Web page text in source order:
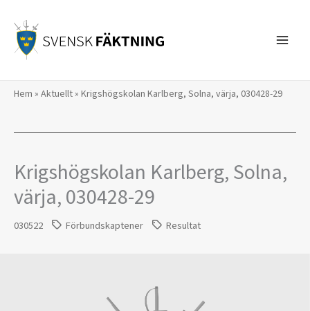
innehåll
Hem » Aktuellt» Krigshögskolan Karlberg, Solna, värja, 030428-29
Krigshögskolan Karlberg, Solna,
värja, 030428-29
030522 Förbundskaptener Resultat